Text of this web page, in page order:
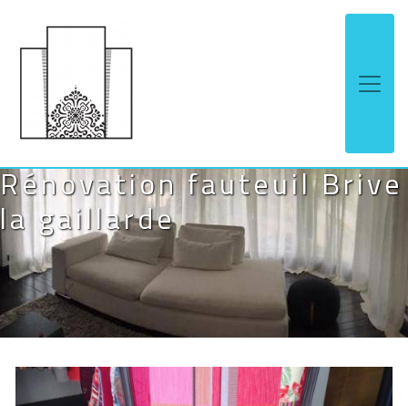
Rénovation fauteuil Brive
la gaillarde